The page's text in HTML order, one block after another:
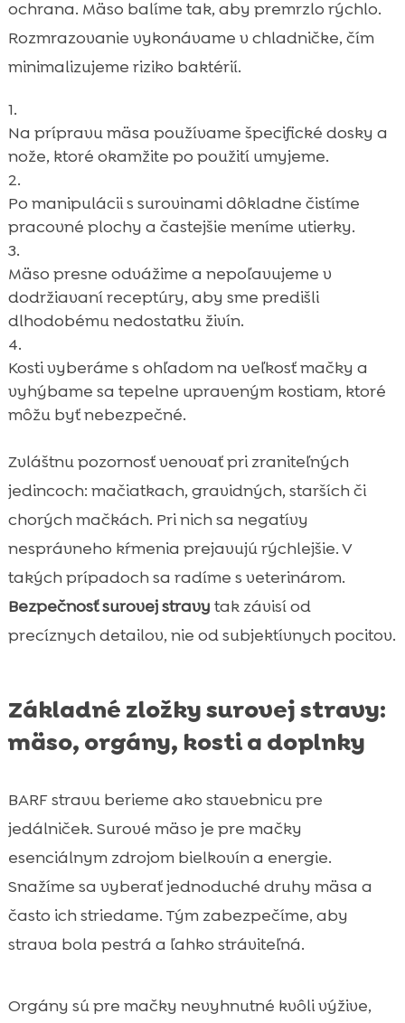
ochrana. Mäso balíme tak, aby premrzlo rýchlo.
Rozmrazovanie vykonávame v chladničke, čím
minimalizujeme riziko baktérií.
Na prípravu mäsa používame špecifické dosky a
nože, ktoré okamžite po použití umyjeme.
Po manipulácii s surovinami dôkladne čistíme
pracovné plochy a častejšie meníme utierky.
Mäso presne odvážime a nepoľavujeme v
dodržiavaní receptúry, aby sme predišli
dlhodobému nedostatku živín.
Kosti vyberáme s ohľadom na veľkosť mačky a
vyhýbame sa tepelne upraveným kostiam, ktoré
môžu byť nebezpečné.
Zvláštnu pozornosť venovať pri zraniteľných
jedincoch: mačiatkach, gravidných, starších či
chorých mačkách. Pri nich sa negatívy
nesprávneho kŕmenia prejavujú rýchlejšie. V
takých prípadoch sa radíme s veterinárom.
Bezpečnosť surovej stravy tak závisí od
precíznych detailov, nie od subjektívnych pocitov.
Základné zložky surovej stravy:
mäso, orgány, kosti a doplnky
BARF stravu berieme ako stavebnicu pre
jedálniček. Surové mäso je pre mačky
esenciálnym zdrojom bielkovín a energie.
Snažíme sa vyberať jednoduché druhy mäsa a
často ich striedame. Tým zabezpečíme, aby
strava bola pestrá a ľahko stráviteľná.
Orgány sú pre mačky nevyhnutné kvôli výžive,